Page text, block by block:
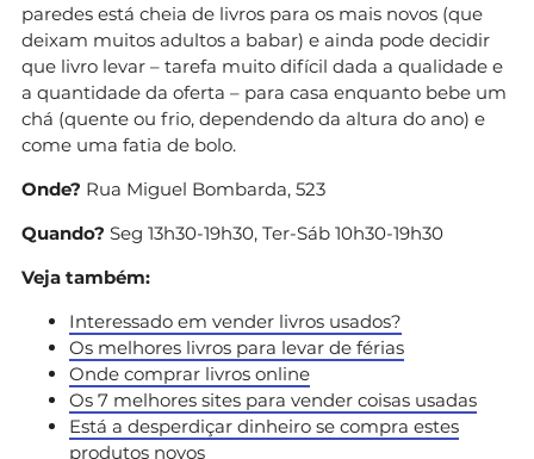
paredes está cheia de livros para os mais novos (que
deixam muitos adultos a babar) e ainda pode decidir
que livro levar – tarefa muito difícil dada a qualidade e
a quantidade da oferta – para casa enquanto bebe um
chá (quente ou frio, dependendo da altura do ano) e
come uma fatia de bolo.
Onde? Rua Miguel Bombarda, 523
Quando? Seg 13h30-19h30, Ter-Sáb 10h30-19h30
Veja também:
Interessado em vender livros usados?
Os melhores livros para levar de férias
Onde comprar livros online
Os 7 melhores sites para vender coisas usadas
Está a desperdiçar dinheiro se compra estes
produtos novos